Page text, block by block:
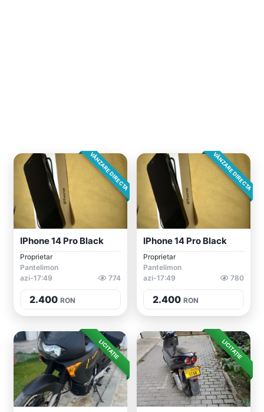
VÂNZARE DIRECTA
IPhone 14 Pro Black
Proprietar
Pantelimon
azi-17:49
774
2.400 RON
VÂNZARE DIRECTA
IPhone 14 Pro Black
Proprietar
Pantelimon
azi-17:49
780
2.400 RON
LICITAȚIE LICITAȚIE